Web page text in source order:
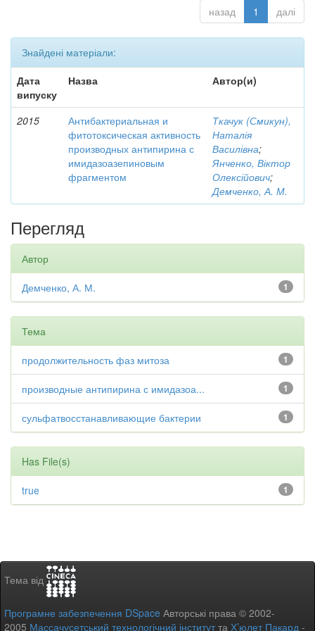
назад 1 далі
Знайдені матеріали:
Дата
випуску
Назва Автор(и)
2015
Антибактериальная и
фитотоксическая активность
производных антипирина с
имидазоазепиновым
фрагментом
Ткачук (Смикун),
Наталія
Василівна;
Янченко, Віктор
Олексійович;
Демченко, А. М.
Перегляд
Автор
1
Демченко, А. М.
Тема
1
продолжительность фаз митоза
1
производные антипирина с имидазоа...
1
сульфатвосстанавливающие бактерии
Has File(s)
1
true
Тема від
Програмне забезпечення DSpace Авторські права © 2002-
2005 Массачусетський технологічний інститутта Х’юлет Пакард -